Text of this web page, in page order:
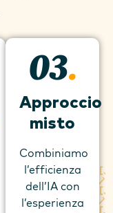
03.
Approccio
misto
Combiniamo
l’efficienza
dell’IA con
l’esperienza